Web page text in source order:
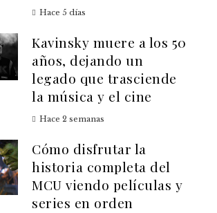
Hace 5 días
Kavinsky muere a los 50
años, dejando un
legado que trasciende
la música y el cine
Hace 2 semanas
Cómo disfrutar la
historia completa del
MCU viendo películas y
series en orden